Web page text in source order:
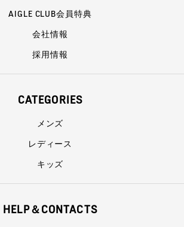
AIGLE CLUB会員特典
会社情報
採用情報
CATEGORIES
メンズ
レディース
キッズ
HELP＆CONTACTS